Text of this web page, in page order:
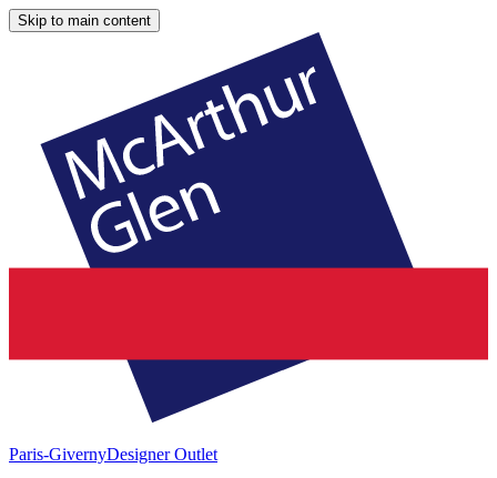
Skip to main content
Paris-GivernyDesigner Outlet